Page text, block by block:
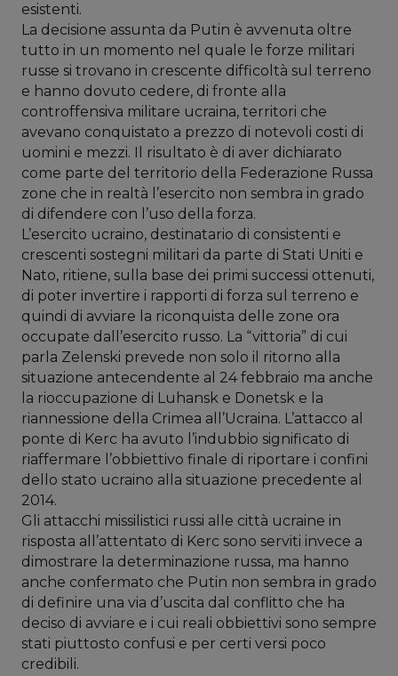
esistenti.
La decisione assunta da Putin è avvenuta oltre
tutto in un momento nel quale le forze militari
russe si trovano in crescente difficoltà sul terreno
e hanno dovuto cedere, di fronte alla
controffensiva militare ucraina, territori che
avevano conquistato a prezzo di notevoli costi di
uomini e mezzi. Il risultato è di aver dichiarato
come parte del territorio della Federazione Russa
zone che in realtà l’esercito non sembra in grado
di difendere con l’uso della forza.
L’esercito ucraino, destinatario di consistenti e
crescenti sostegni militari da parte di Stati Uniti e
Nato, ritiene, sulla base dei primi successi ottenuti,
di poter invertire i rapporti di forza sul terreno e
quindi di avviare la riconquista delle zone ora
occupate dall’esercito russo. La “vittoria” di cui
parla Zelenski prevede non solo il ritorno alla
situazione antecendente al 24 febbraio ma anche
la rioccupazione di Luhansk e Donetsk e la
riannessione della Crimea all’Ucraina. L’attacco al
ponte di Kerc ha avuto l’indubbio significato di
riaffermare l’obbiettivo finale di riportare i confini
dello stato ucraino alla situazione precedente al
2014.
Gli attacchi missilistici russi alle città ucraine in
risposta all’attentato di Kerc sono serviti invece a
dimostrare la determinazione russa, ma hanno
anche confermato che Putin non sembra in grado
di definire una via d’uscita dal conflitto che ha
deciso di avviare e i cui reali obbiettivi sono sempre
stati piuttosto confusi e per certi versi poco
credibili.